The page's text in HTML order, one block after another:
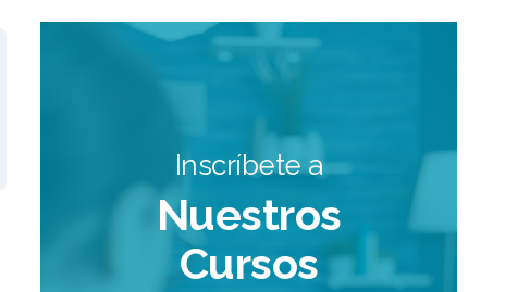
Inscríbete a
Nuestros
Cursos